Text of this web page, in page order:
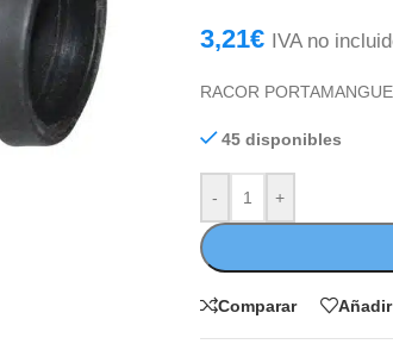
3,21€ IVA no
RACOR
45 disponibles
- +
Comparar